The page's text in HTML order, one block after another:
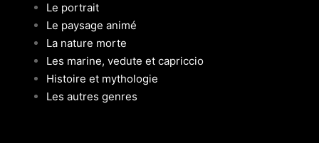
Le portrait
Le paysage animé
La nature morte
Les marine, vedute et capriccio
Histoire et mythologie
Les autres genres